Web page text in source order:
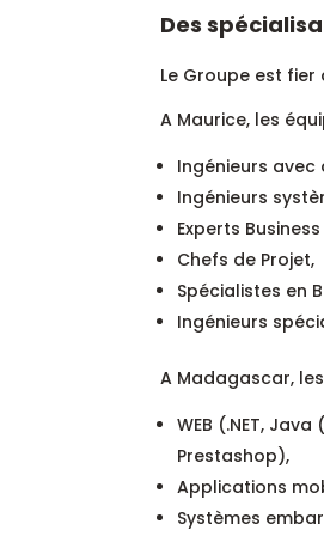
Des
Le Groupe est
A Maurice, les
Ingénieurs avec
Ingénieurs
Experts
Chefs de Projet,
Spécialistes en
Ingénieurs
A Madagascar,
WEB (.NET,
Prestashop),
Applications
Systèmes